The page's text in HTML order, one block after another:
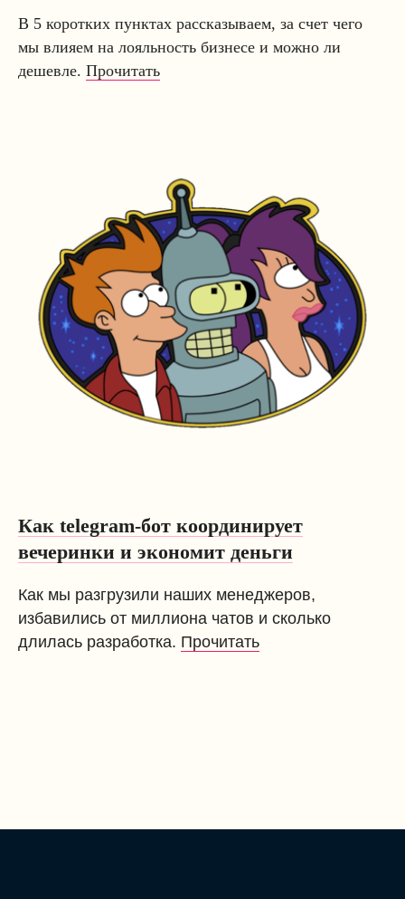
В 5 коротких пунктах рассказываем, за счет чего
мы влияем на лояльность бизнесе и можно ли
дешевле. Прочитать
Как telegram-бот координирует
вечеринки и экономит деньги
Как мы разгрузили наших менеджеров,
избавились от миллиона чатов и сколько
длилась разработка. Прочитать